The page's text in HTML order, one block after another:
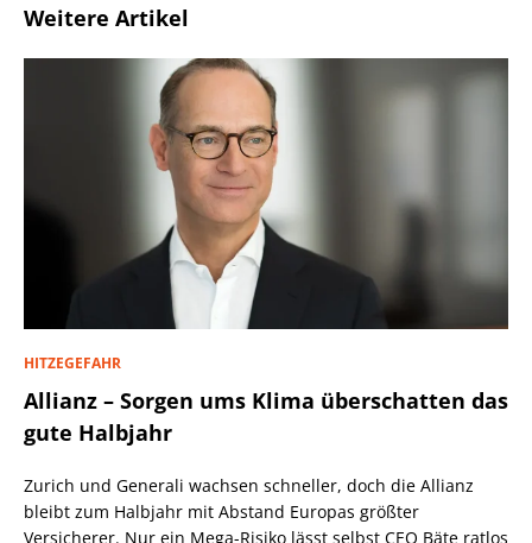
Weitere Artikel
HITZEGEFAHR
Allianz – Sorgen ums Klima überschatten das
gute Halbjahr
Zurich und Generali wachsen schneller, doch die Allianz
bleibt zum Halbjahr mit Abstand Europas größter
Versicherer. Nur ein Mega-Risiko lässt selbst CEO Bäte ratlos